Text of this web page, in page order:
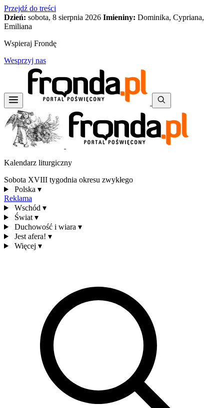
Przejdź do treści
Dzień: sobota, 8 sierpnia 2026 Imieniny: Dominika, Cypriana,
Emiliana
Wspieraj Frondę
Wesprzyj nas
Kalendarz liturgiczny
Sobota XVIII tygodnia okresu zwykłego
Polska ▾
Reklama
Wschód ▾
Świat ▾
Duchowość i wiara ▾
Jest afera! ▾
Więcej ▾